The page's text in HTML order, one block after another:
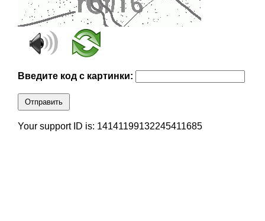
Введите код с картинки:
Отправить
Your support ID is: 14141199132245411685